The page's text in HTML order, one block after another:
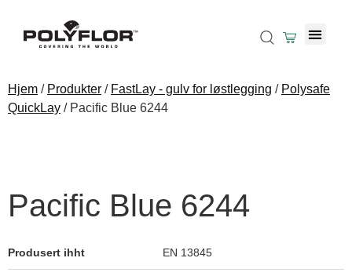
Hjem / Produkter / FastLay - gulv for løstlegging / Polysafe
QuickLay / Pacific Blue 6244
Pacific Blue 6244
Produsert ihht EN 13845